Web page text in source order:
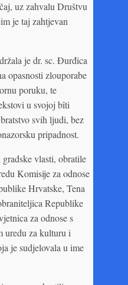
uz zahvalu Društvu
je taj zahtjevan
je dr. sc. Đurđica
opasnosti zlouporabe
poruku, te
u svojoj bîti
svih ljudi, bez
pripadnost.
vlasti, obratile
Komisije za odnose
Hrvatske, Tena
Republike
za odnose s
uredu za kulturu i
je sudjelovala u ime